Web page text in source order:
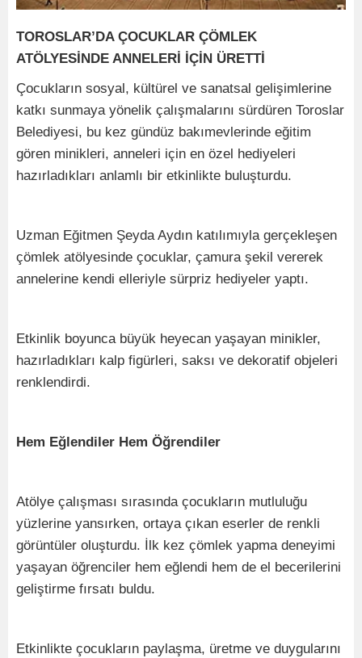
TOROSLAR’DA ÇOCUKLAR ÇÖMLEK
ATÖLYESİNDE ANNELERİ İÇİN ÜRETTİ
Çocukların sosyal, kültürel ve sanatsal gelişimlerine
katkı sunmaya yönelik çalışmalarını sürdüren Toroslar
Belediyesi, bu kez gündüz bakımevlerinde eğitim
gören minikleri, anneleri için en özel hediyeleri
hazırladıkları anlamlı bir etkinlikte buluşturdu.
Uzman Eğitmen Şeyda Aydın katılımıyla gerçekleşen
çömlek atölyesinde çocuklar, çamura şekil vererek
annelerine kendi elleriyle sürpriz hediyeler yaptı.
Etkinlik boyunca büyük heyecan yaşayan minikler,
hazırladıkları kalp figürleri, saksı ve dekoratif objeleri
renklendirdi.
Hem Eğlendiler Hem Öğrendiler
Atölye çalışması sırasında çocukların mutluluğu
yüzlerine yansırken, ortaya çıkan eserler de renkli
görüntüler oluşturdu. İlk kez çömlek yapma deneyimi
yaşayan öğrenciler hem eğlendi hem de el becerilerini
geliştirme fırsatı buldu.
Etkinlikte çocukların paylaşma, üretme ve duygularını